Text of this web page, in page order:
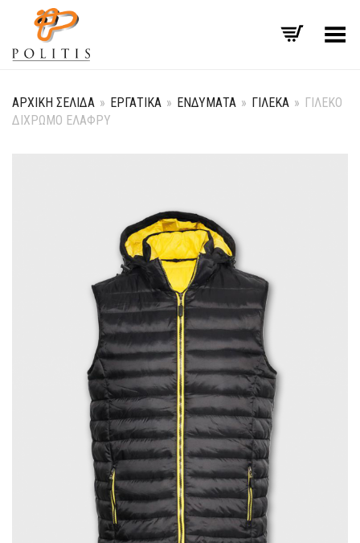
Εναλλαγή μενού
ΑΡΧΙΚΉ ΣΕΛΊΔΑ » ΕΡΓΑΤΙΚΆ » ΕΝΔΎΜΑΤΑ » ΓΙΛΈΚΑ » ΓΙΛΕΚΟ
ΔΙΧΡΩΜΟ ΕΛΑΦΡΥ